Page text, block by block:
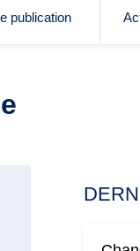
publication